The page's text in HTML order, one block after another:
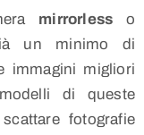
mirrorless o
un minimo di
immagini migliori
di queste
fotografie